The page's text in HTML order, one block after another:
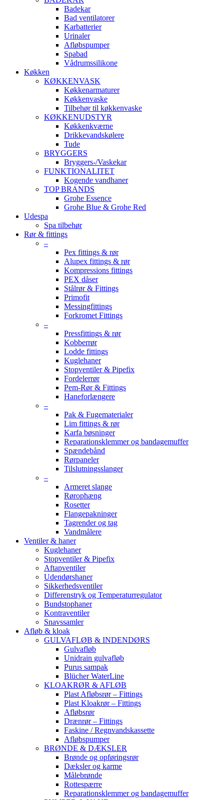
Badekar
Bad ventilatorer
Karbatterier
Urinaler
Afløbspumper
Spabad
Vådrumssilikone
Køkken
KØKKENVASK
Køkkenarmaturer
Køkkenvaske
Tilbehør til køkkenvaske
KØKKENUDSTYR
Køkkenkværne
Drikkevandskølere
Tude
BRYGGERS
Bryggers-/Vaskekar
FUNKTIONALITET
Kogende vandhaner
TOP BRANDS
Grohe Essence
Grohe Blue & Grohe Red
Udespa
Spa tilbehør
Rør & fittings
–
Pex fittings & rør
Alupex fittings & rør
Kompressions fittings
PEX dåser
Stålrør & Fittings
Primofit
Messingfittings
Forkromet Fittings
–
Pressfittings & rør
Kobberrør
Lodde fittings
Kuglehaner
Stopventiler & Pipefix
Fordelerrør
Pem-Rør & Fittings
Haneforlængere
–
Pak & Fugematerialer
Lim fittings & rør
Karfa bøsninger
Reparationsklemmer og bandagemuffer
Spændebånd
Rørpaneler
Tilslutningsslanger
–
Armeret slange
Rørophæng
Rosetter
Flangepakninger
Tagrender og tag
Vandmålere
Ventiler & haner
Kuglehaner
Stopventiler & Pipefix
Aftapventiler
Udendørshaner
Sikkerhedsventiler
Differenstryk og Temperaturregulator
Bundstophaner
Kontraventiler
Snavssamler
Afløb & kloak
GULVAFLØB & INDENDØRS
Gulvafløb
Unidrain gulvafløb
Purus sampak
Blücher WaterLine
KLOAKRØR & AFLØB
Plast Afløbsrør – Fittings
Plast Kloakrør – Fittings
Afløbsrør
Drænrør – Fittings
Faskine / Regnvandskassette
Afløbspumper
BRØNDE & DÆKSLER
Brønde og opføringsrør
Dæksler og karme
Målebrønde
Rottespærre
Reparationsklemmer og bandagemuffer